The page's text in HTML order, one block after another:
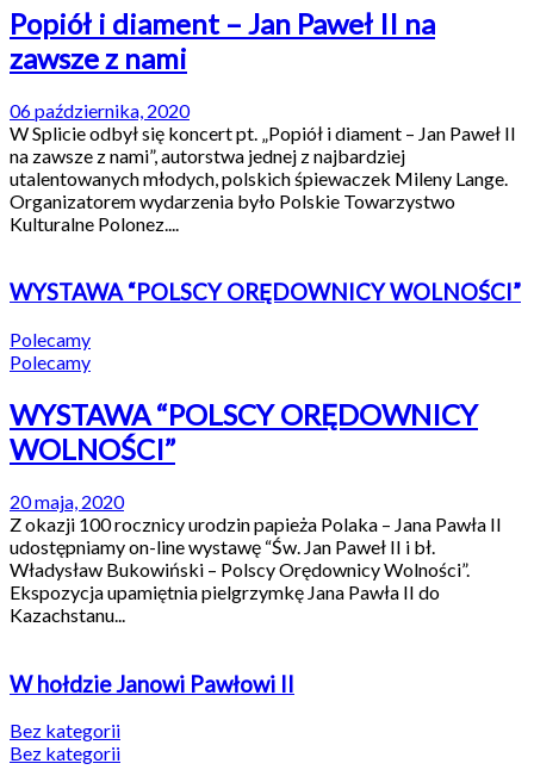
Popiół i diament – Jan Paweł II na
zawsze z nami
06 października, 2020
W Splicie odbył się koncert pt. „Popiół i diament – Jan Paweł II
na zawsze z nami”, autorstwa jednej z najbardziej
utalentowanych młodych, polskich śpiewaczek Mileny Lange.
Organizatorem wydarzenia było Polskie Towarzystwo
Kulturalne Polonez....
WYSTAWA “POLSCY ORĘDOWNICY WOLNOŚCI”
Polecamy
Polecamy
WYSTAWA “POLSCY ORĘDOWNICY
WOLNOŚCI”
20 maja, 2020
Z okazji 100 rocznicy urodzin papieża Polaka – Jana Pawła II
udostępniamy on-line wystawę “Św. Jan Paweł II i bł.
Władysław Bukowiński – Polscy Orędownicy Wolności”.
Ekspozycja upamiętnia pielgrzymkę Jana Pawła II do
Kazachstanu...
W hołdzie Janowi Pawłowi II
Bez kategorii
Bez kategorii